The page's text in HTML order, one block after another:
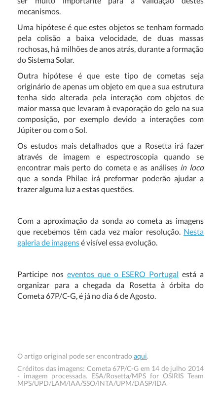
mecanismos.
Uma hipótese é que estes objetos se tenham formado
pela colisão a baixa velocidade, de duas massas
rochosas, há milhões de anos atrás, durante a formação
do Sistema Solar.
Outra hipótese é que este tipo de cometas seja
originário de apenas um objeto em que a sua estrutura
tenha sido alterada pela interação com objetos de
maior massa que levaram à evaporação do gelo na sua
composição, por exemplo devido a interações com
Júpiter ou com o Sol.
Os estudos mais detalhados que a Rosetta irá fazer
através de imagem e espectroscopia quando se
encontrar mais perto do cometa e as análisesin loco
que a sonda Philae irá preformar poderão ajudar a
trazer alguma luz a estas questões.
Com a aproximação da sonda ao cometa as imagens
que recebemos têm cada vez maior resolução. Nesta
galeria de imagensé visível essa evolução.
Participe nos eventos que o ESERO Portugal está a
organizar para a chegada da Rosetta à órbita do
Cometa 67P/C-G, é já no dia 6 de Agosto.
O artigo original pode ser encontrado aqui.
Créditos das imagens: Cometa 67P/C-G em 14 de julho 2014
- imagem processada. ESA/Rosetta/MPS for OSIRIS Team
MPS/UPD/LAM/IAA/SSO/INTA/UPM/DASP/IDA